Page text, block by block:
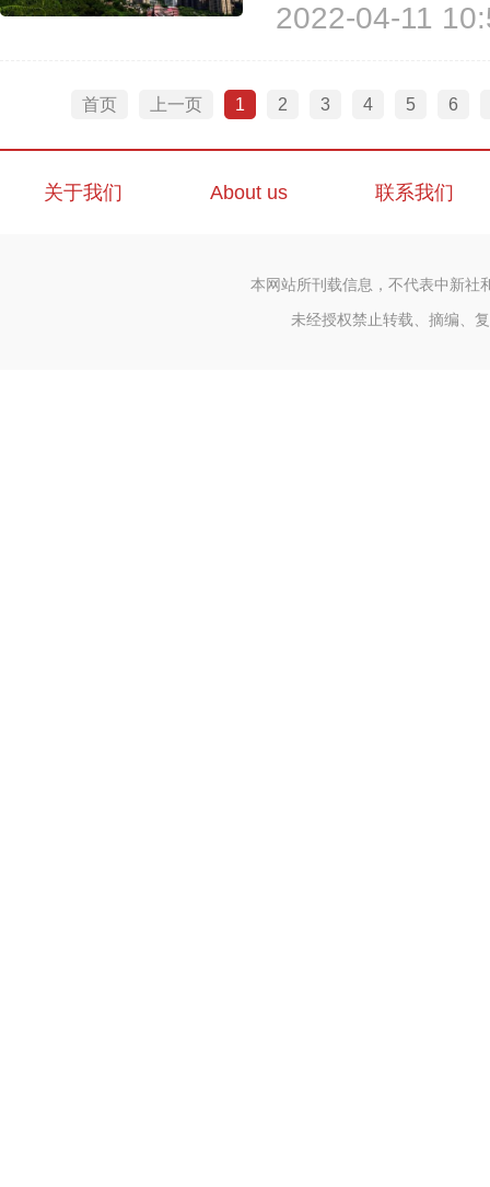
是“支持台湾”，真实用意却
2022-04-11
首页 上一页 1 2 3 4 5 6
关于我们 About us 联系我们
本网站所刊载信息，不代表中新社
未经授权禁止转载、摘编、